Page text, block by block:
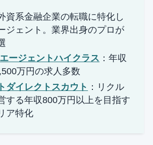
資系金融企業の転職に特化し
ジェント。業界出身のプロが
ージェントハイクラス ：年収
万円の求人多数
ダイレクトスカウト ：リクル
する年収800万円以上を目指す
ア特化